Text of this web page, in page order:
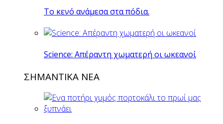
Το κενό ανάμεσα στα πόδια.
Science: Απέραντη χωματερή οι ωκεανοί
ΣΗΜΑΝΤΙΚΑ ΝΕΑ